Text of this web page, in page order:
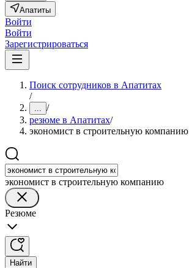
Апатиты
Войти
Войти
Зарегистрироваться
Поиск сотрудников в Апатитах
/
... /
резюме в Апатитах/
экономист в строительную компанию
экономист в строительную компанию
Резюме
Найти